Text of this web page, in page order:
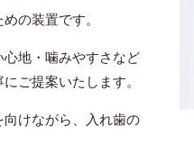
の装置です。
地・噛みやすさなど
ご提案いたします。
けながら、入れ歯の